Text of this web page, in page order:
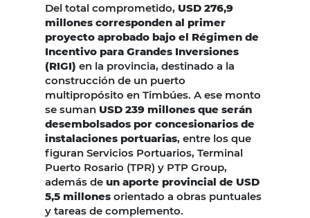
Del total comprometido, USD 276,9
millones corresponden al primer
proyecto aprobado bajo el Régimen de
Incentivo para Grandes Inversiones
(RIGI) en la provincia, destinado a la
construcción de un puerto
multipropósito en Timbúes. A ese monto
se suman USD 239 millones que serán
desembolsados por concesionarios de
instalaciones portuarias, entre los que
figuran Servicios Portuarios, Terminal
Puerto Rosario (TPR) y PTP Group,
además de un aporte provincial de USD
5,5 millones orientado a obras puntuales
y tareas de complemento.